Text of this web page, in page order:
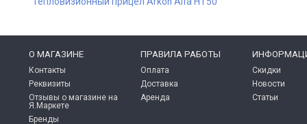
O МАГАЗИНЕ
Контакты
Реквизиты
Отзывы о магазине на
Я.Маркете
Бренды
ПРАВИЛА РАБОТЫ
Оплата
Доставка
Аренда
Скидки
Новости
Статьи